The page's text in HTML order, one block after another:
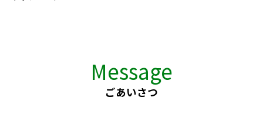
Message
ごあいさつ